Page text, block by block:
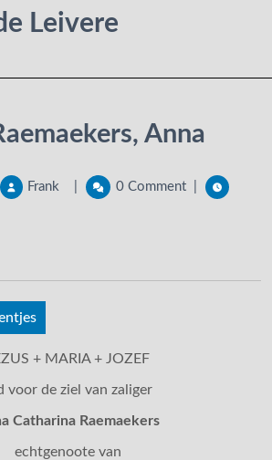
Leivere
Anna
Frank 0 Comment
+ MARIA + JOZEF
voor de ziel van zaliger
Catharina Raemaekers
echtgenoote van